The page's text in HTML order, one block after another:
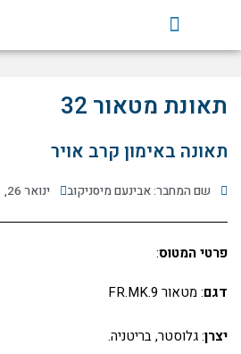
תאונת מטאור 32
תאונה באימון קרב אויר
שם המחבר: אבינעם מיסניקוב ינואר 26, 2021
פרטי המטוס:
דגם: מטאור FR.MK.9
יצרן: גלוסטר, בריטניה.